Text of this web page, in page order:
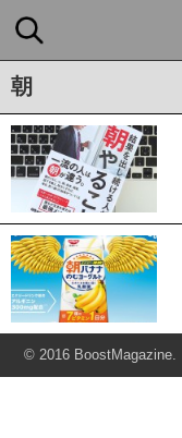
朝
© 2016 BoostMagazine.